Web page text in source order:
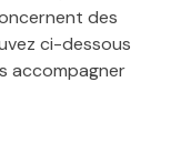
des
ci-dessous
accompagner